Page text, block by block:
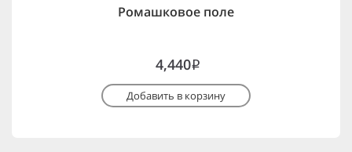
Ромашковое поле
4,440i
Добавить в корзину